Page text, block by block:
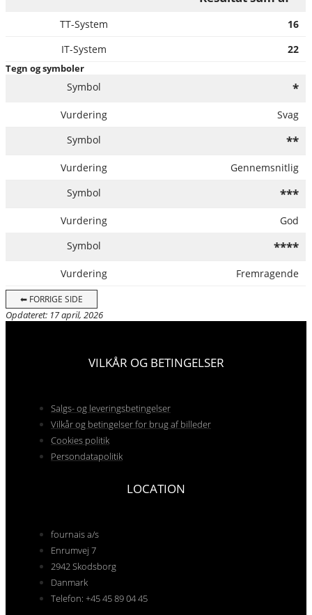
16
22
Tegn og symboler
*
Svag
**
Gennemsnitlig
***
God
****
Fremragende
⬅ FORRIGE SIDE
Opdateret: 17 april, 2026
VILKÅR OG BETINGELSER
Salgs- og leveringsbetingelser
Vilkår og betingelser for brug af billeder
Cookies politik
Persondatapolitik
LOCATION
fournais a/s
Enrumvej 7
2942 Skodsborg
Danmark
Telefon: +45 45 89 04 45